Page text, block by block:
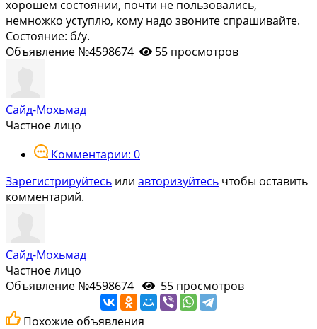
хорошем состоянии, почти не пользовались,
немножко уступлю, кому надо звоните спрашивайте.
Состояние: б/у.
Объявление №4598674
55 просмотров
Сайд-Мохьмад
Частное лицо
Комментарии: 0
Зарегистрируйтесь или авторизуйтесь чтобы оставить
комментарий.
Сайд-Мохьмад
Частное лицо
Объявление №4598674
55 просмотров
Похожие объявления